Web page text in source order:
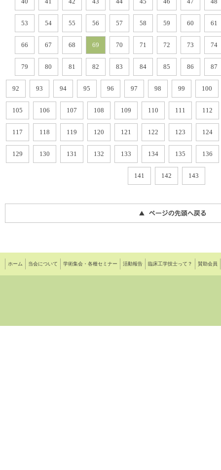
53 54 55 56 57 58 59 60 61
66 67 68 69 70 71 72 73 74
79 80 81 82 83 84 85 86 87
92 93 94 95 96 97 98 99 100
105 106 107 108 109 110 111 112
117 118 119 120 121 122 123 124
129 130 131 132 133 134 135 136
141 142 143
ホーム 当会について 学術集会・各種セミナー 活動報告 臨床工学技士って？ 賛助会員